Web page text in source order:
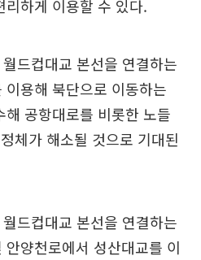
하게 이용할 수 있다.
드컵대교 본선을 연결하는
용해 북단으로 이동하는
공항대로를 비롯한 노들
체가 해소될 것으로 기대된
드컵대교 본선을 연결하는
양천로에서 성산대교를 이